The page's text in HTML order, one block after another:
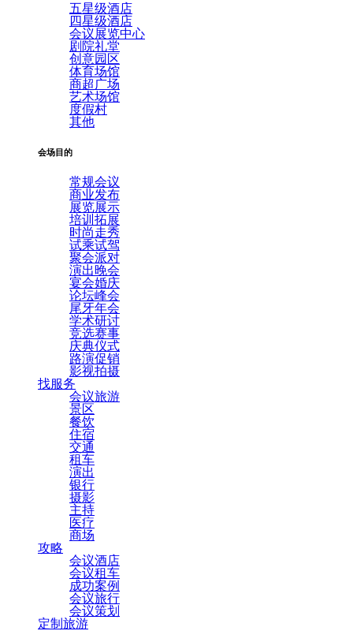
五星级酒店
四星级酒店
会议展览中心
剧院礼堂
创意园区
体育场馆
商超广场
艺术场馆
度假村
其他
会场目的
常规会议
商业发布
展览展示
培训拓展
时尚走秀
试乘试驾
聚会派对
演出晚会
宴会婚庆
论坛峰会
尾牙年会
学术研讨
竞选赛事
庆典仪式
路演促销
影视拍摄
找服务
会议旅游
景区
餐饮
住宿
交通
租车
演出
银行
摄影
主持
医疗
商场
攻略
会议酒店
会议租车
成功案例
会议旅行
会议策划
定制旅游